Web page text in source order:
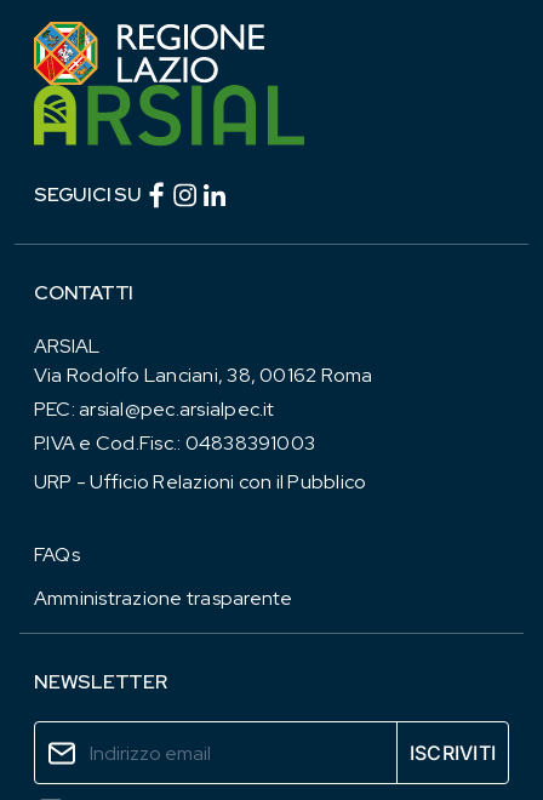
SEGUICI SU Facebook (link esterno)
Instagram (link esterno)
CONTATTI
ARSIAL
Via Rodolfo Lanciani, 38, 00162 Roma
PEC:arsial@pec.arsialpec.it
P.IVA e Cod.Fisc.: 04838391003
URP - Ufficio Relazioni con il Pubblico
FAQs
Amministrazione trasparente
NEWSLETTER